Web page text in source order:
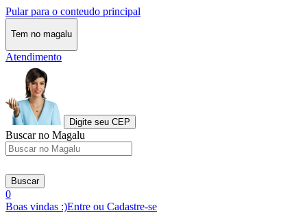
Pular para o conteudo principal
Tem no magalu
Atendimento
Digite seu CEP
Buscar no Magalu
Buscar
0
Boas vindas :)Entre ou Cadastre-se